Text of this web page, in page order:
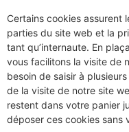
Certains cookies assurent
parties du site web et la
tant qu’internaute. En
vous facilitons la visite de
besoin de saisir à
de la visite de notre site
restent dans votre panier
déposer ces cookies sans